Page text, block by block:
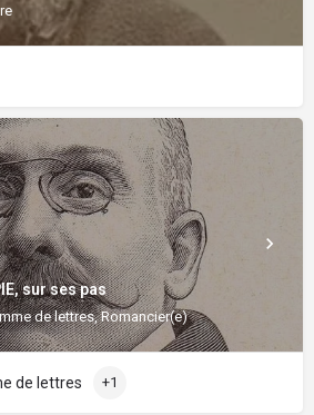
sur ses pas
de lettres, Romancier(e)
de lettres +1